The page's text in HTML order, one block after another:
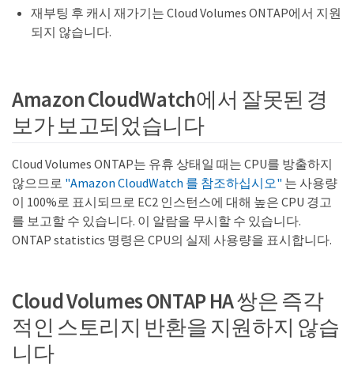
재부팅 후 캐시 재가기는 Cloud Volumes ONTAP에서 지원
되지 않습니다.
Amazon CloudWatch에서 잘못된 경
보가 보고되었습니다
Cloud Volumes ONTAP는 유휴 상태일 때는 CPU를 방출하지
않으므로 "Amazon CloudWatch 를 참조하십시오" 는 사용량
이 100%로 표시되므로 EC2 인스턴스에 대해 높은 CPU 경고
를 보고할 수 있습니다. 이 알람을 무시할 수 있습니다.
ONTAP statistics 명령은 CPU의 실제 사용량을 표시합니다.
Cloud Volumes ONTAP HA 쌍은 즉각
적인 스토리지 반환을 지원하지 않습
니다